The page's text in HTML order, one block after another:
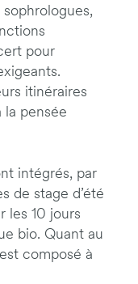
pour
itinéraires
la pensée
intégrés, par
de stage d’été
les 10 jours
bio. Quant au
composé à